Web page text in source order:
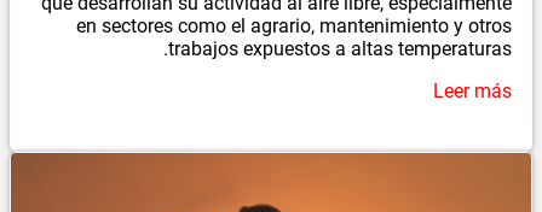
en sectores como el agrario, mantenimiento y otros
trabajos expuestos a altas temperaturas.
Leer más